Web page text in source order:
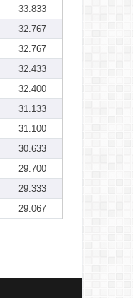
33.833
32.767
32.767
32.433
32.400
31.133
31.100
30.633
29.700
29.333
29.067